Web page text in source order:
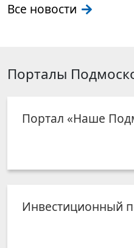
Все новости
Порталы
Портал «Наше
Инвестиционный